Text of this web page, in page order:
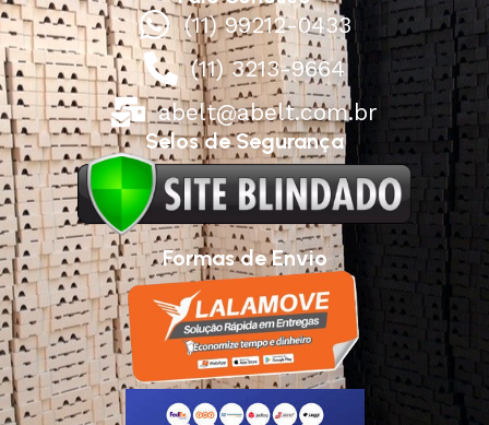
(11) 99212-0433
(11) 3213-9664
abelt@abelt.com.br
Selos de Segurança
Formas de Envio